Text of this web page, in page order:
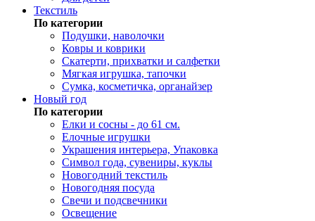
Текстиль
По категории
Подушки, наволочки
Ковры и коврики
Скатерти, прихватки и салфетки
Мягкая игрушка, тапочки
Сумка, косметичка, органайзер
Новый год
По категории
Елки и сосны - до 61 см.
Елочные игрушки
Украшения интерьера, Упаковка
Символ года, сувениры, куклы
Новогодний текстиль
Новогодняя посуда
Свечи и подсвечники
Освещение